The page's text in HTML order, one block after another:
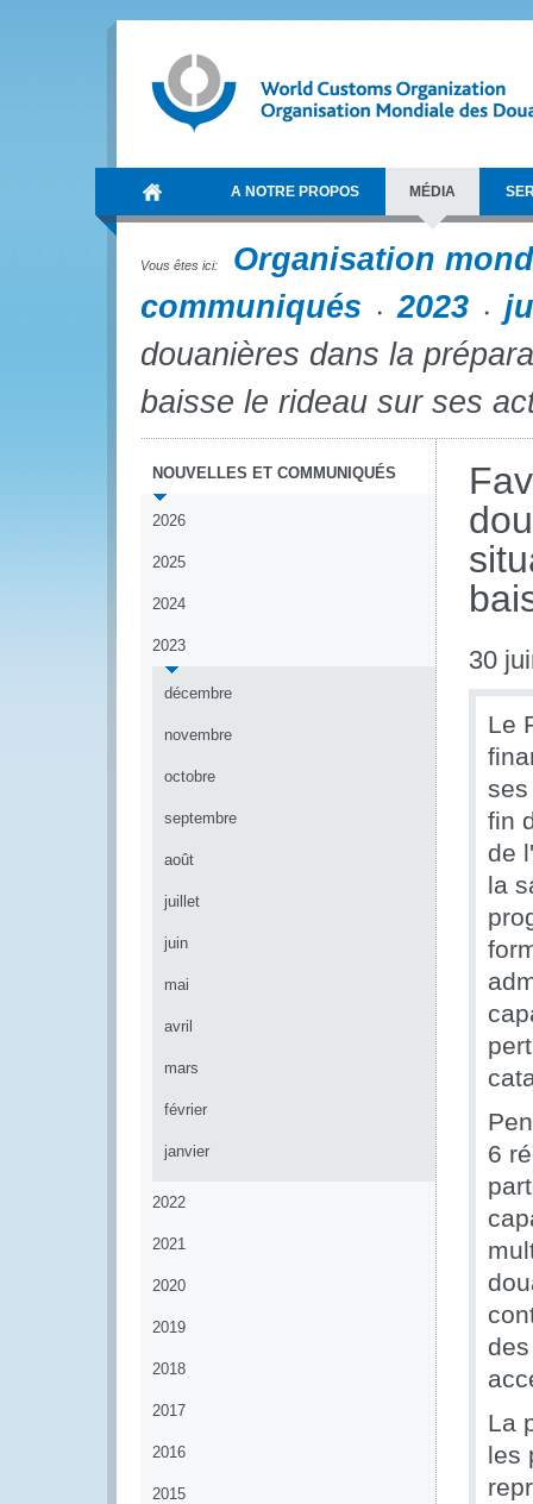
A NOTRE PROPOS MÉDIA
Vous êtes ici:
Organisation
communiqués
2023
douanières dans la
baisse le rideau sur ses
NOUVELLES ET COMMUNIQUÉS
2026
2025
2024
2023
décembre
novembre
octobre
septembre
août
juillet
juin
mai
avril
mars
février
janvier
2022
2021
2020
2019
2018
2017
2016
2015
30
Le
fin
de
la
6
La
les